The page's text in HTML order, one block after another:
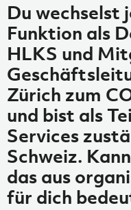
Du wechselst
Funktion als
HLKS und
Zürich zum
und bist als
Services
Schweiz.
das aus
für dich